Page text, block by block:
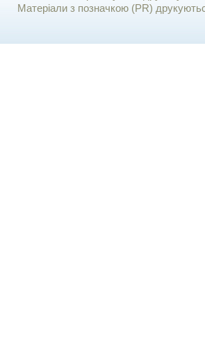
Матеріали з позначкою (PR)